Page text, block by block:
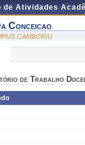
de Atividades
Conceicao
CAMBORIU
de Trabalho